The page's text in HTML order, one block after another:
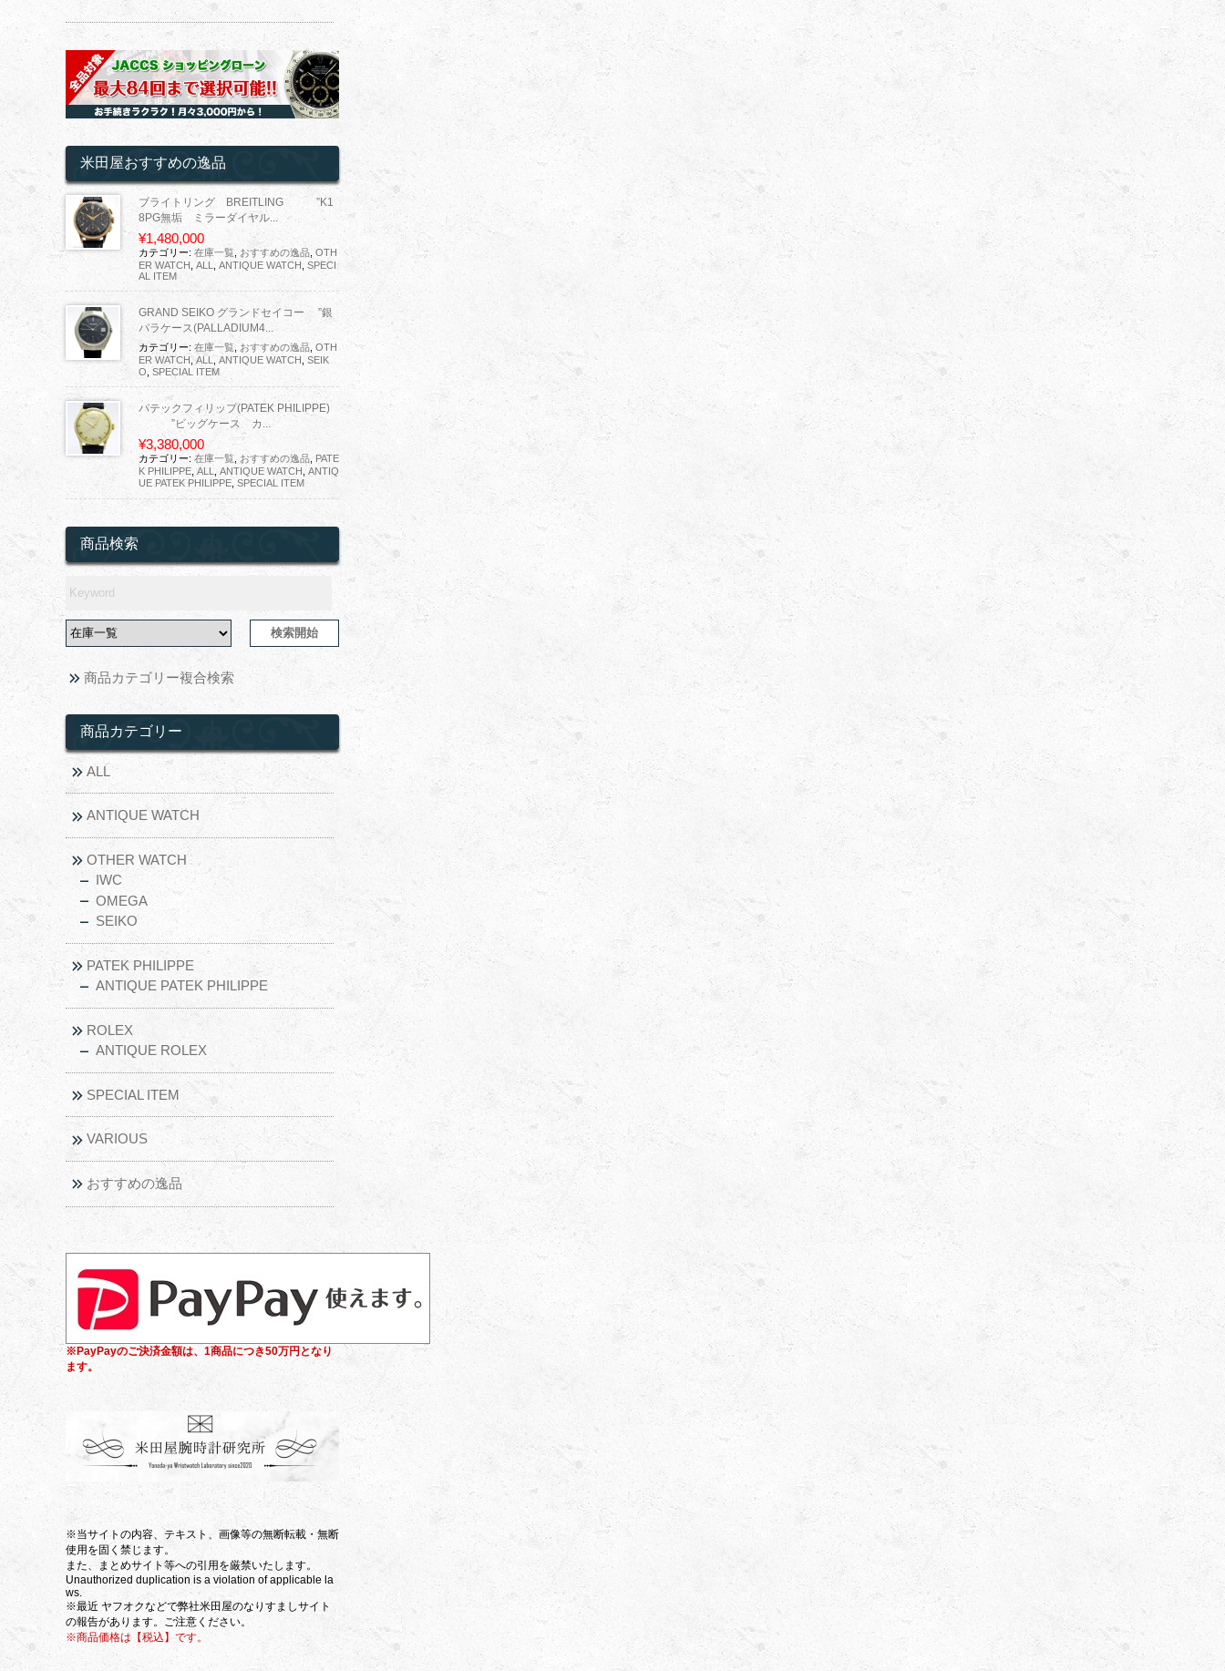
米田屋おすすめの逸品
ブライトリング BREITLING ”K1
8PG無垢 ミラーダイヤル...
¥1,480,000
カテゴリー: 在庫一覧 おすすめの逸品 OTH
ER WATCH ALL ANTIQUE WATCH, SPECI
AL ITEM
GRAND SEIKO グランドセイコー ”銀
パラケース(PALLADIUM4...
カテゴリー: 在庫一覧 おすすめの逸品 OTH
ER WATCH ALL ANTIQUE WATCH SEIK
O SPECIAL ITEM
パテックフィリップ(PATEK PHILIPPE)
”ビッグケース カ...
¥3,380,000
カテゴリー: 在庫一覧, おすすめの逸品
PATE
K PHILIPPE ALL ANTIQUE WATCH
ANTIQ
UE PATEK PHILIPPE SPECIAL ITEM
商品検索
商品カテゴリー複合検索
商品カテゴリー
ALL
ANTIQUE WATCH
OTHER WATCH
IWC
OMEGA
SEIKO
PATEK PHILIPPE
ANTIQUE PATEK PHILIPPE
ROLEX
ANTIQUE ROLEX
SPECIAL ITEM
VARIOUS
おすすめの逸品
※PayPayのご決済金額は、1商品につき50万円となり
ます。
※当サイトの内容、テキスト、画像等の無断転載・無断
使用を固く禁じます。
また、まとめサイト等への引用を厳禁いたします。
Unauthorized duplication is a violation of applicable la
ws.
※最近 ヤフオクなどで弊社米田屋のなりすましサイト
の報告があります。ご注意ください。
※商品価格は【税込】です。